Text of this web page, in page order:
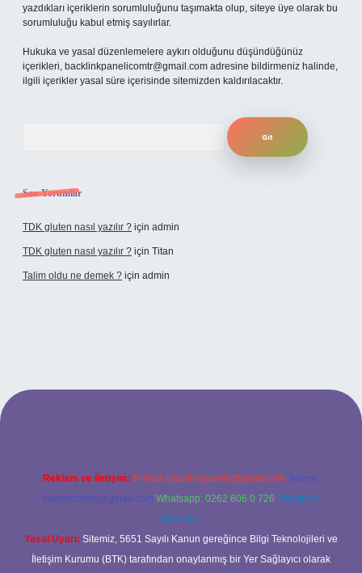
yazdıkları içeriklerin sorumluluğunu taşımakta olup, siteye üye olarak bu
sorumluluğu kabul etmiş sayılırlar.
Hukuka ve yasal düzenlemelere aykırı olduğunu düşündüğünüz
içerikleri, backlinkpanelicomtr@gmail.com adresine bildirmeniz halinde,
ilgili içerikler yasal süre içerisinde sitemizden kaldırılacaktır.
Son Yorumlar
TDK gluten nasıl yazılır ? için admin
TDK gluten nasıl yazılır ? için Titan
Talim oldu ne demek ? için admin
giriş
Reklam ve İletişim: E-mail: backlinkpaneli@gmail.com Teams:
forumhizmeti@gmail.com Whatsapp: 0262 606 0 726 Telegram:
@karabul
Yasal Uyarı: Sitemiz, 5651 Sayılı Kanun gereğince Bilgi Teknolojileri ve
İletişim Kurumu (BTK) tarafından onaylanmış bir Yer Sağlayıcı olarak